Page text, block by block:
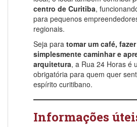
centro de Curitiba,
para pequenos
regionais.
Seja para tomar um café,
simplesmente caminhar e
arquitetura, a Rua 24 Horas é
obrigatória para quem quer
espírito curitibano.
Informações